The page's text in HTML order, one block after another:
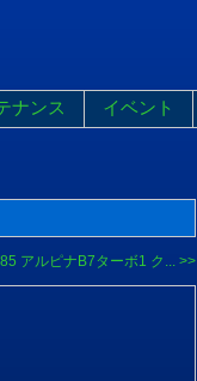
ナンス イベント
アルピナB7ターボ1 ク... >>